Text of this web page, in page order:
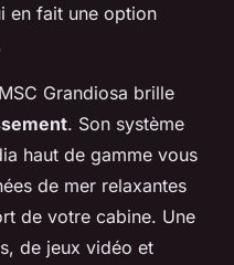
en fait une option
Grandiosa brille
. Son système
haut de gamme vous
de mer relaxantes
de votre cabine. Une
de jeux vidéo et